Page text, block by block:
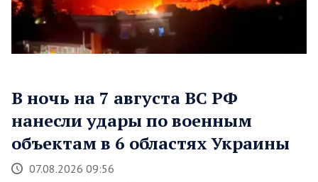
В ночь на 7 августа ВС РФ
нанесли удары по военным
объектам в 6 областях Украины
07.08.2026 09:56